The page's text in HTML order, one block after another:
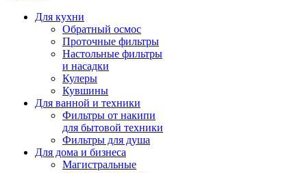
Для кухни
Обратный осмос
Проточные фильтры
Настольные фильтры
и насадки
Кулеры
Кувшины
Для ванной и техники
Фильтры от накипи
для бытовой техники
Фильтры для душа
Для дома и бизнеса
Магистральные